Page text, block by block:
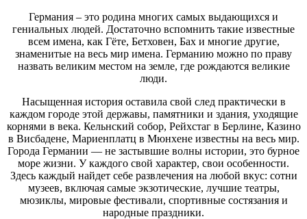
Германия – это родина многих самых выдающихся и
гениальных людей. Достаточно вспомнить такие известные
всем имена, как Гёте, Бетховен, Бах и многие другие,
знаменитые на весь мир имена. Германию можно по праву
назвать великим местом на земле, где рождаются великие
люди.
Насыщенная история оставила свой след практически в
каждом городе этой державы, памятники и здания, уходящие
корнями в века. Кельнский собор, Рейхстаг в Берлине, Казино
в Висбадене, Мариенплатц в Мюнхене известны на весь мир.
Города Германии — не застывшие волны истории, это бурное
море жизни. У каждого свой характер, свои особенности.
Здесь каждый найдет себе развлечения на любой вкус: сотни
музеев, включая самые экзотические, лучшие театры,
мюзиклы, мировые фестивали, спортивные состязания и
народные праздники.